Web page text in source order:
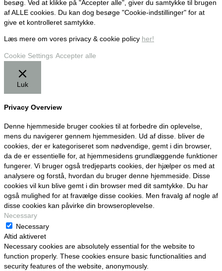
besøg. Ved at klikke på "Accepter alle", giver du samtykke til brugen
af ALLE cookies. Du kan dog besøge "Cookie-indstillinger" for at
give et kontrolleret samtykke.
Læs mere om vores privacy & cookie policy her!
Cookie Settings Accepter alle
Luk
Privacy Overview
Denne hjemmeside bruger cookies til at forbedre din oplevelse,
mens du navigerer gennem hjemmesiden. Ud af disse. bliver de
cookies, der er kategoriseret som nødvendige, gemt i din browser,
da de er essentielle for, at hjemmesidens grundlæggende funktioner
fungerer. Vi bruger også tredjeparts cookies, der hjælper os med at
analysere og forstå, hvordan du bruger denne hjemmeside. Disse
cookies vil kun blive gemt i din browser med dit samtykke. Du har
også mulighed for at fravælge disse cookies. Men fravalg af nogle af
disse cookies kan påvirke din browseroplevelse.
Necessary
Necessary
Altid aktiveret
Necessary cookies are absolutely essential for the website to
function properly. These cookies ensure basic functionalities and
security features of the website, anonymously.